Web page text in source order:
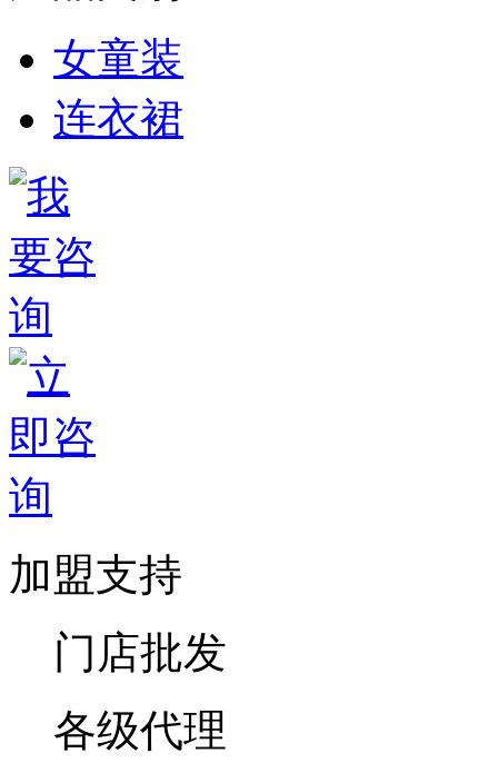
女童装
连衣裙
加盟支持
门店批发
各级代理